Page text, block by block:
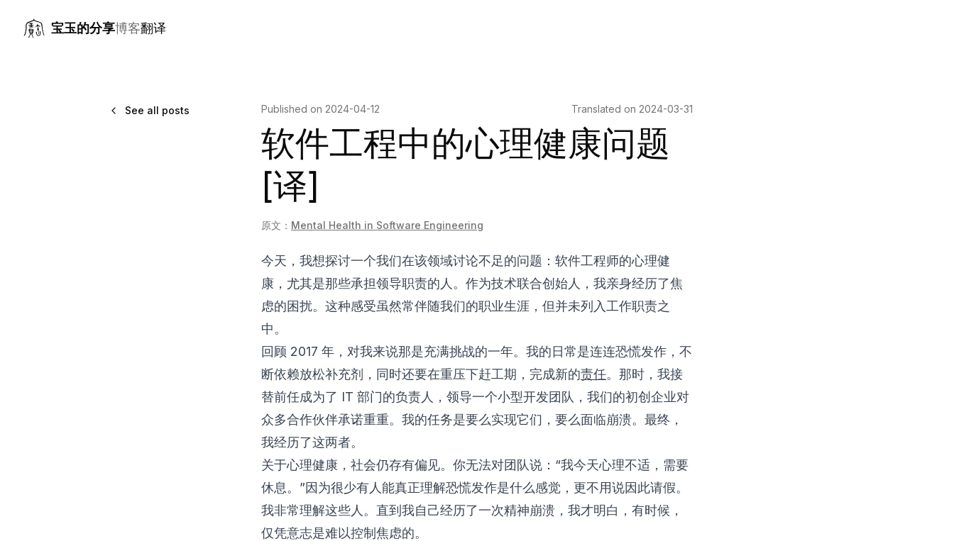
宝玉的分享博客翻译
See all posts Published on 2024-04-12 Translated on 2024-03-31
软件工程中的心理健康问题
[译]
原文： Mental Health in Software Engineering
今天，我想探讨一个我们在该领域讨论不足的问题：软件工程师的心理健
康，尤其是那些承担领导职责的人。作为技术联合创始人，我亲身经历了焦
虑的困扰。这种感受虽然常伴随我们的职业生涯，但并未列入工作职责之
中。
回顾 2017 年，对我来说那是充满挑战的一年。我的日常是连连恐慌发作，不
断依赖放松补充剂，同时还要在重压下赶工期，完成新的责任。那时，我接
替前任成为了 IT 部门的负责人，领导一个小型开发团队，我们的初创企业对
众多合作伙伴承诺重重。我的任务是要么实现它们，要么面临崩溃。最终，
我经历了这两者。
关于心理健康，社会仍存有偏见。你无法对团队说：“我今天心理不适，需要
休息。”因为很少有人能真正理解恐慌发作是什么感觉，更不用说因此请假。
我非常理解这些人。直到我自己经历了一次精神崩溃，我才明白，有时候，
仅凭意志是难以控制焦虑的。